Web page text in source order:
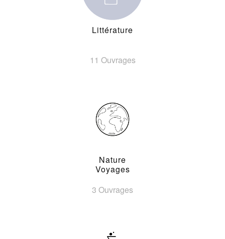
Littérature
11 Ouvrages
Nature
Voyages
3 Ouvrages